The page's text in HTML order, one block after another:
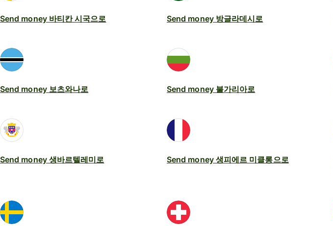
Send money 바티칸 시국으로 Send money 방글라데시로
Send money 보츠와나로 Send money 불가리아로
Send money 생바르텔레미로 Send money 생피에르 미클롱으로